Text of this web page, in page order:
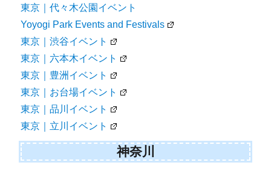
東京｜代々木公園イベント
Yoyogi Park Events and Festivals
東京｜渋谷イベント
東京｜六本木イベント
東京｜豊洲イベント
東京｜お台場イベント
東京｜品川イベント
東京｜立川イベント
神奈川